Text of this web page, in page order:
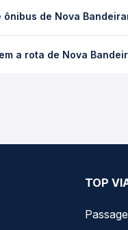
de tráfego. Na Quero
de Nova
Na Quero
a rota de Nova
TOP